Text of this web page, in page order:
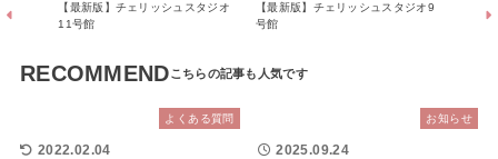
【最新版】チェリッシュスタジオ
11号館
【最新版】チェリッシュスタジオ9
号館
RECOMMEND
よくある質問
2022.02.04
お知らせ
2025.09.24